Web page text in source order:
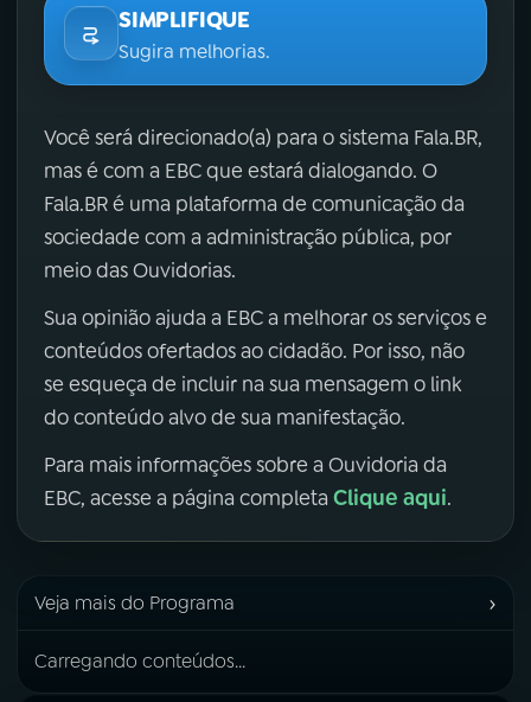
SIMPLIFIQUE
Sugira melhorias.
Você será direcionado(a) para o sistema Fala.BR,
mas é com a EBC que estará dialogando. O
Fala.BR é uma plataforma de comunicação da
sociedade com a administração pública, por
meio das Ouvidorias.
Sua opinião ajuda a EBC a melhorar os serviços e
conteúdos ofertados ao cidadão. Por isso, não
se esqueça de incluir na sua mensagem o link
do conteúdo alvo de sua manifestação.
Para mais informações sobre a Ouvidoria da
EBC, acesse a página completa Clique aqui.
Veja mais do Programa ›
Carregando conteúdos...